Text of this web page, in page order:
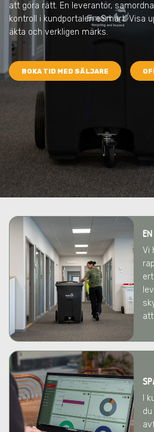
att göra rätt. En leverantör,
kontroll i kundportalen eSmart. Visa
äkta och verkligen märks.
BOKA TID MED SÄLJARE
Vi
I